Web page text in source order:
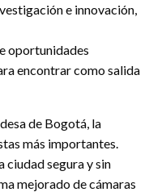
e innovación,
oportunidades
encontrar como salida
de Bogotá, la
más importantes.
ciudad segura y sin
mejorado de cámaras